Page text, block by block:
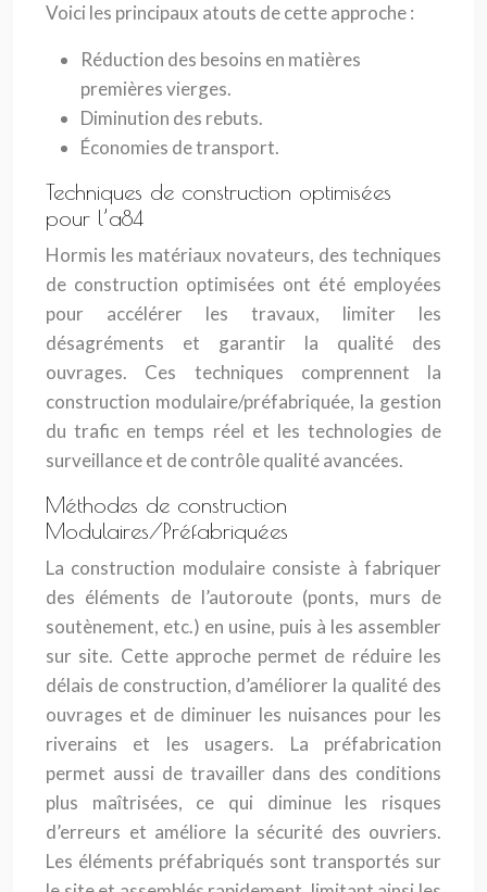
Voici les principaux atouts de cette approche :
Réduction des besoins en matières
premières vierges.
Diminution des rebuts.
Économies de transport.
Techniques de construction optimisées
pour l’a84
Hormis les matériaux novateurs, des techniques
de construction optimisées ont été employées
pour accélérer les travaux, limiter les
désagréments et garantir la qualité des
ouvrages. Ces techniques comprennent la
construction modulaire/préfabriquée, la gestion
du trafic en temps réel et les technologies de
surveillance et de contrôle qualité avancées.
Méthodes de construction
Modulaires/Préfabriquées
La construction modulaire consiste à fabriquer
des éléments de l’autoroute (ponts, murs de
soutènement, etc.) en usine, puis à les assembler
sur site. Cette approche permet de réduire les
délais de construction, d’améliorer la qualité des
ouvrages et de diminuer les nuisances pour les
riverains et les usagers. La préfabrication
permet aussi de travailler dans des conditions
plus maîtrisées, ce qui diminue les risques
d’erreurs et améliore la sécurité des ouvriers.
Les éléments préfabriqués sont transportés sur